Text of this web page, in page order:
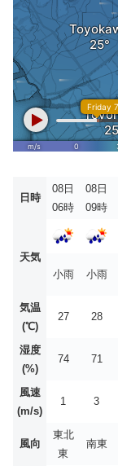
日時
08日
06時
08日
09時
天気
小雨
小雨
気温
(℃)
27 28
湿度
(%)
74 71
風速
(m/s)
1 3
風向
東北
東
南東